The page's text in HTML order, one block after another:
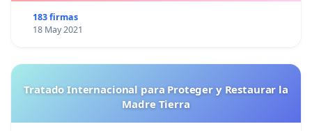
183 firmas
18 May 2021
Tratado Internacional para Proteger y Restaurar la
Madre Tierra